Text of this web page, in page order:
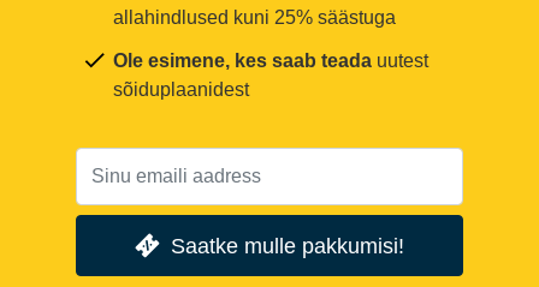
allahindlused kuni 25% säästuga
Ole esimene, kes saab teada uutest
sõiduplaanidest
Saatke mulle pakkumisi!